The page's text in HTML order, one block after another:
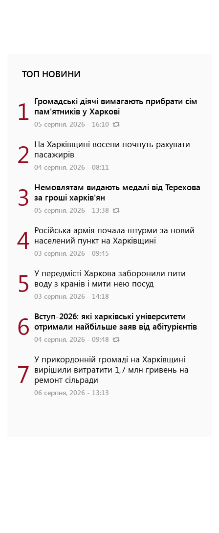
ТОП НОВИНИ
1 Громадські діячі вимагають прибрати сім
пам'ятників у Харкові
05 серпня, 2026 - 16:10
2 На Харківщині восени почнуть рахувати
пасажирів
04 серпня, 2026 - 08:11
3 Немовлятам видають медалі від Терехова
за гроші харків'ян
05 серпня, 2026 - 13:38
4 Російська армія почала штурми за новий
населений пункт на Харківщині
03 серпня, 2026 - 09:45
5 У передмісті Харкова заборонили пити
воду з кранів і мити нею посуд
03 серпня, 2026 - 14:18
6 Вступ-2026: які харківські університети
отримали найбільше заяв від абітурієнтів
04 серпня, 2026 - 09:48
7 У прикордонній громаді на Харківщині
вирішили витратити 1,7 млн гривень на
ремонт сільради
06 серпня, 2026 - 13:13